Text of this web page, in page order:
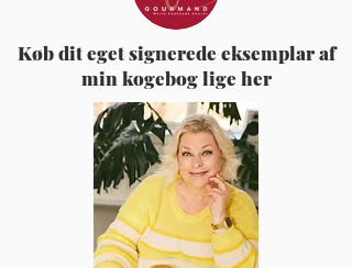
Køb dit eget signerede eksemplar af
min kogebog lige her